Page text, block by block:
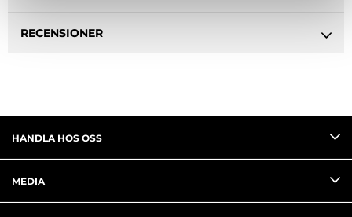
RECENSIONER
HANDLA HOS OSS
MEDIA